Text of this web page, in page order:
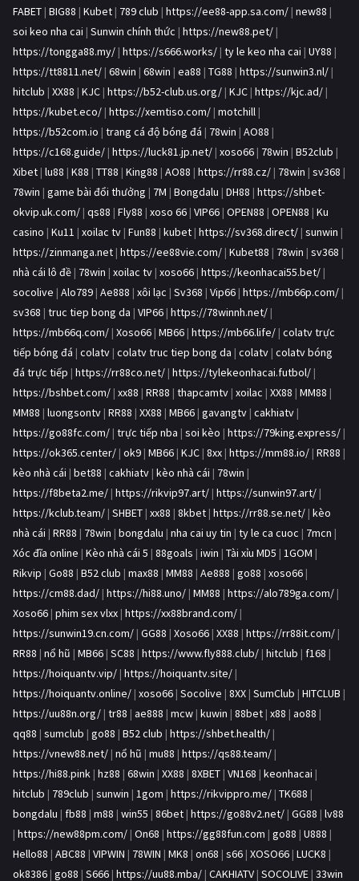
FABET | BIG88 | Kubet | 789 club | https://ee88-app.sa.com/ | new88 |
soi keo nha cai | Sunwin chính thức | https://new88.pet/ |
https://tongga88.my/ | https://s666.works/ | ty le keo nha cai | UY88 |
https://tt8811.net/ | 68win | 68win | ea88 | TG88 | https://sunwin3.nl/ |
hitclub | XX88 | KJC | https://b52-club.us.org/ | KJC | https://kjc.ad/ |
https://kubet.eco/ | https://xemtiso.com/ | motchill |
https://b52com.io | trang cá độ bóng đá | 78win | AO88 |
https://c168.guide/ | https://luck81.jp.net/ | xoso66 | 78win | B52club |
Xibet | lu88 | K88 | TT88 | King88 | AO88 | https://rr88.cz/ | 78win | sv368 |
78win | game bài đổi thưởng | 7M | Bongdalu | DH88 | https://shbet-
okvip.uk.com/ | qs88 | Fly88 | xoso 66 | VIP66 | OPEN88 | OPEN88 | Ku
casino | Ku11 | xoilac tv | Fun88 | kubet | https://sv368.direct/ | sunwin |
https://zinmanga.net | https://ee88vie.com/ | Kubet88 | 78win | sv368 |
nhà cái lô đề | 78win | xoilac tv | xoso66 | https://keonhacai55.bet/ |
socolive | Alo789 | Ae888 | xôi lạc | Sv368 | Vip66 | https://mb66p.com/ |
sv368 | truc tiep bong da | VIP66 | https://78winnh.net/ |
https://mb66q.com/ | Xoso66 | MB66 | https://mb66.life/ | colatv trực
tiếp bóng đá | colatv | colatv truc tiep bong da | colatv | colatv bóng
đá trực tiếp | https://rr88co.net/ | https://tylekeonhacai.futbol/ |
https://bshbet.com/ | xx88 | RR88 | thapcamtv | xoilac | XX88 | MM88 |
MM88 | luongsontv | RR88 | XX88 | MB66 | gavangtv | cakhiatv |
https://go88fc.com/ | trực tiếp nba | soi kèo | https://79king.express/ |
https://ok365.center/ | ok9 | MB66 | KJC | 8xx | https://mm88.io/ | RR88 |
kèo nhà cái | bet88 | cakhiatv | kèo nhà cái | 78win |
https://f8beta2.me/ | https://rikvip97.art/ | https://sunwin97.art/ |
https://kclub.team/ | SHBET | xx88 | 8kbet | https://rr88.se.net/ | kèo
nhà cái | RR88 | 78win | bongdalu | nha cai uy tin | ty le ca cuoc | 7mcn |
Xóc đĩa online | Kèo nhà cái 5 | 88goals | iwin | Tài xỉu MD5 | 1GOM |
Rikvip | Go88 | B52 club | max88 | MM88 | Ae888 | go88 | xoso66 |
https://cm88.dad/ | https://hi88.uno/ | MM88 | https://alo789ga.com/ |
Xoso66 | phim sex vlxx | https://xx88brand.com/ |
https://sunwin19.cn.com/ | GG88 | Xoso66 | XX88 | https://rr88it.com/ |
RR88 | nổ hũ | MB66 | SC88 | https://www.fly888.club/ | hitclub | f168 |
https://hoiquantv.vip/ | https://hoiquantv.site/ |
https://hoiquantv.online/ | xoso66 | Socolive | 8XX | SumClub | HITCLUB |
https://uu88n.org/ | tr88 | ae888 | mcw | kuwin | 88bet | x88 | ao88 |
qq88 | sumclub | go88 | B52 club | https://shbet.health/ |
https://vnew88.net/ | nổ hũ | mu88 | https://qs88.team/ |
https://hi88.pink | hz88 | 68win | XX88 | 8XBET | VN168 | keonhacai |
hitclub | 789club | sunwin | 1gom | https://rikvippro.me/ | TK688 |
bongdalu | fb88 | m88 | win55 | 86bet | https://go88v2.net/ | GG88 | lv88
| https://new88pm.com/ | On68 | https://gg88fun.com | go88 | U888 |
Hello88 | ABC88 | VIPWIN | 78WIN | MK8 | on68 | s66 | XOSO66 | LUCK8 |
ok8386 | go88 | S666 | https://uu88.mba/ | CAKHIATV | SOCOLIVE | 33win